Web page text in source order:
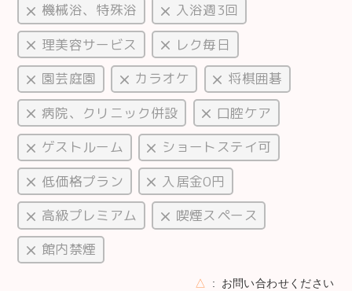
機械浴、特殊浴
入浴週3回
理美容サービス
レク毎日
園芸庭園
カラオケ
将棋囲碁
病院、クリニック併設
口腔ケア
ゲストルーム
ショートステイ可
低価格プラン
入居金0円
高級プレミアム
喫煙スペース
館内禁煙
△ お問い合わせください